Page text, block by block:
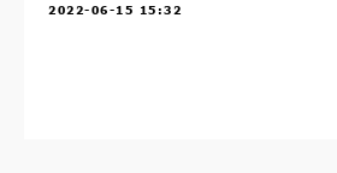
2022-06-15 15:32